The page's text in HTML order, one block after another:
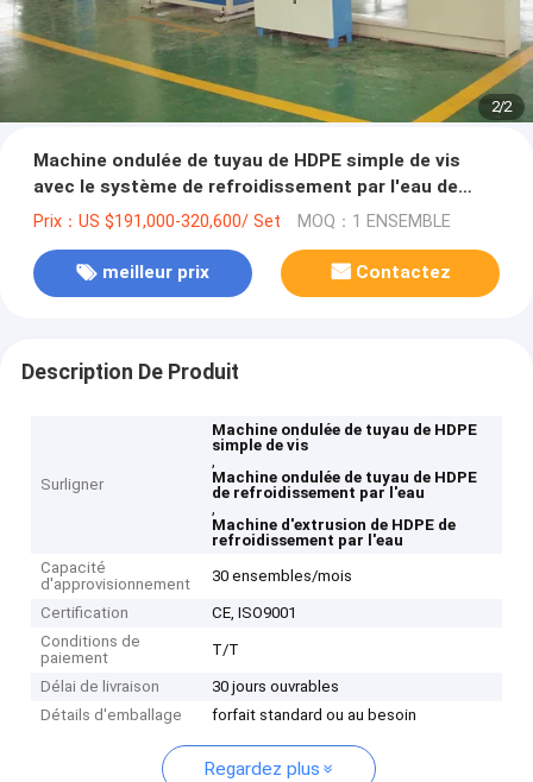
2/2
Machine ondulée de tuyau de HDPE simple de vis
avec le système de refroidissement par l'eau de
pression
Prix：US $191,000-320,600/ Set MOQ：1 ENSEMBLE
meilleur prix Contactez
Description De Produit
Surligner
Machine ondulée de tuyau de HDPE
simple de vis
,
Machine ondulée de tuyau de HDPE
de refroidissement par l'eau
,
Machine d'extrusion de HDPE de
refroidissement par l'eau
Capacité
d'approvisionnement
30 ensembles/mois
Certification
CE, ISO9001
Conditions de
paiement
T/T
Délai de livraison
30 jours ouvrables
Détails d'emballage
forfait standard ou au besoin
Regardez plus